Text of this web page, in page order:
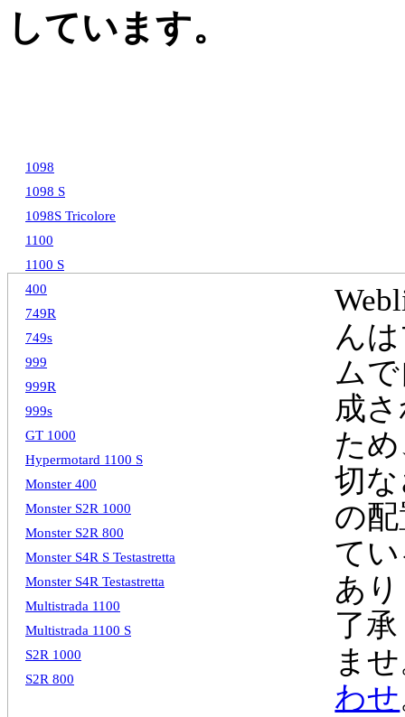
しています。
1098
1098 S
1098S Tricolore
1100
1100 S
400
749R
749s
999
999R
999s
GT 1000
Hypermotard 1100 S
Monster 400
Monster S2R 1000
Monster S2R 800
Monster S4R S Testastretta
Monster S4R Testastretta
Multistrada 1100
Multistrada 1100 S
S2R 1000
S2R 800
ん
ム
成
た
切
の
て
あ
了
ま
わせ